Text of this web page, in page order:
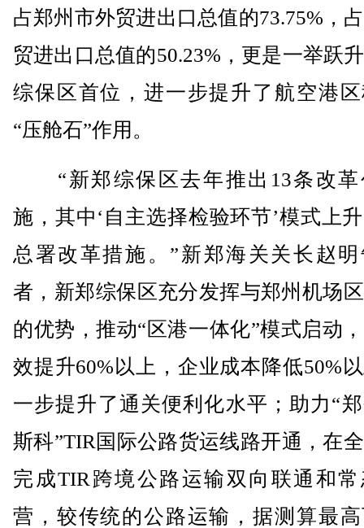
占郑州市外贸进出口总值的73.75%，
贸进出口总值的50.23%，更是一举跃
综保区首位，进一步提升了航空港
“压舱石”作用。
“新郑综保区去年推出13条改革
施，其中‘自主选择检验环节’模式上
总署改革措施。”新郑海关关长赵
者，新郑综保区充分发挥与郑州机场
的优势，推动“区港一体化”模式启动
效提升60%以上，企业成本降低50%
一步提升了通关便利化水平；助力“
斯科”TIR国际公路货运线路开通，在
完成TIR跨境公路运输双向联通和
营，较传统的公路运输，据测算最